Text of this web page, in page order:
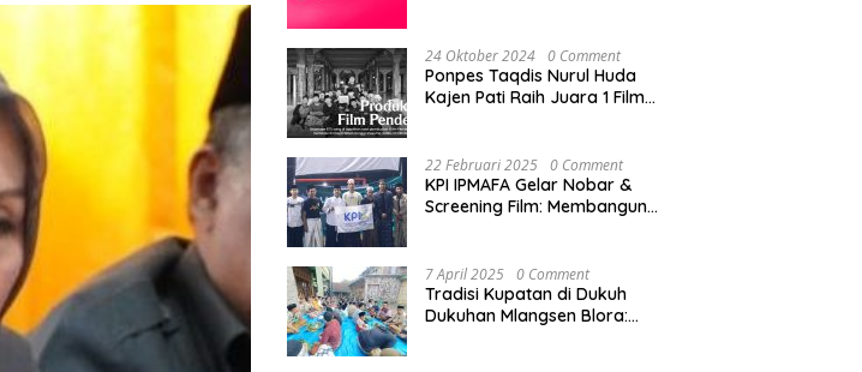
24 Oktober 2024 0 Comment
Ponpes Taqdis Nurul Huda
Kajen Pati Raih Juara 1 Film
22 Februari 2025 0 Comment
KPI IPMAFA Gelar Nobar &
Screening Film: Membangun
7 April 2025 0 Comment
Tradisi Kupatan di Dukuh
Dukuhan Mlangsen Blora: